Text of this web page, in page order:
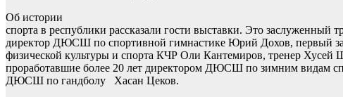
Об истории
спорта в республики рассказали гости выставки. Это заслуженный
директор ДЮСШ по спортивной гимнастике Юрий Дохов, первый
физической культуры и спорта КЧР Оли Кантемиров, тренер Хусей
проработавшие более 20 лет директором ДЮСШ по зимним видам
ДЮСШ по гандболу Хасан Цеков.